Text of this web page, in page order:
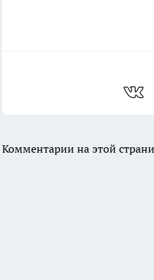
Комментарии на этой